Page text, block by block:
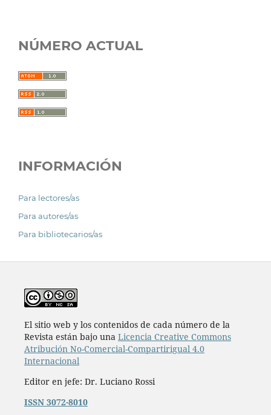
NÚMERO ACTUAL
INFORMACIÓN
Para lectores/as
Para autores/as
Para bibliotecarios/as
El sitio web y los contenidos de cada número de la
Revista están bajo una Licencia Creative Commons
Atribución No-Comercial-Compartirigual 4.0
Internacional
Editor en jefe: Dr. Luciano Rossi
ISSN 3072-8010